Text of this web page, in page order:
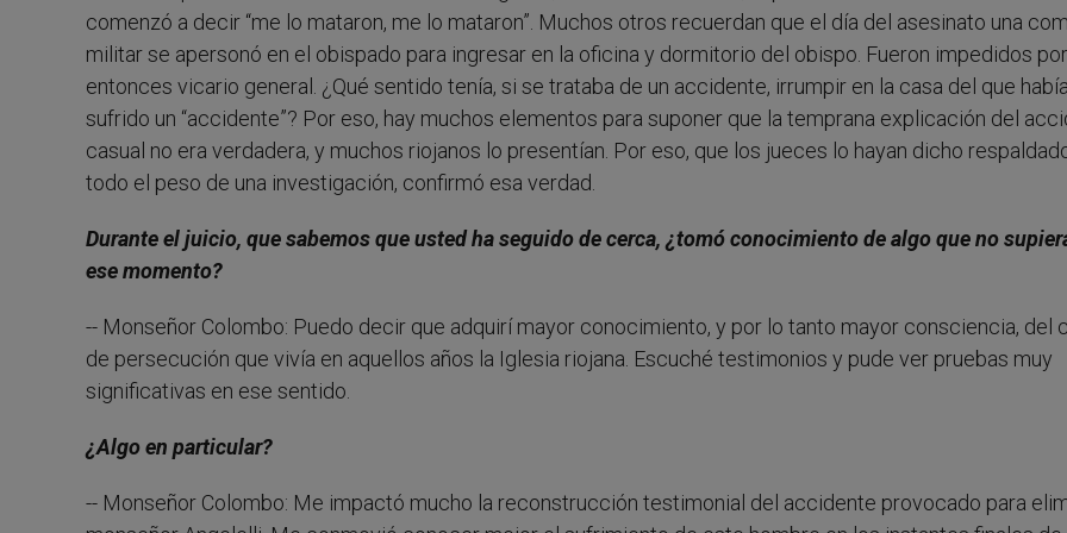
comenzó a decir “me lo mataron, me lo mataron”. Muchos otros recuerdan que el día del asesinato una
militar se apersonó en el obispado para ingresar en la oficina y dormitorio del obispo. Fueron impedidos
entonces vicario general. ¿Qué sentido tenía, si se trataba de un accidente, irrumpir en la casa del que
sufrido un “accidente”? Por eso, hay muchos elementos para suponer que la temprana explicación del
casual no era verdadera, y muchos riojanos lo presentían. Por eso, que los jueces lo hayan dicho
todo el peso de una investigación, confirmó esa verdad.
Durante el juicio, que sabemos que usted ha seguido de cerca, ¿tomó conocimiento de algo que no
ese momento?
-- Monseñor Colombo: Puedo decir que adquirí mayor conocimiento, y por lo tanto mayor consciencia, del
de persecución que vivía en aquellos años la Iglesia riojana. Escuché testimonios y pude ver pruebas muy
significativas en ese sentido.
¿Algo en particular?
-- Monseñor Colombo: Me impactó mucho la reconstrucción testimonial del accidente provocado para